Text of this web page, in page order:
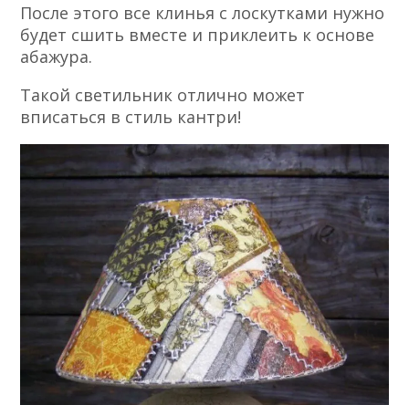
После этого все клинья с лоскутками нужно
будет сшить вместе и приклеить к основе
абажура.
Такой светильник отлично может
вписаться в стиль кантри!